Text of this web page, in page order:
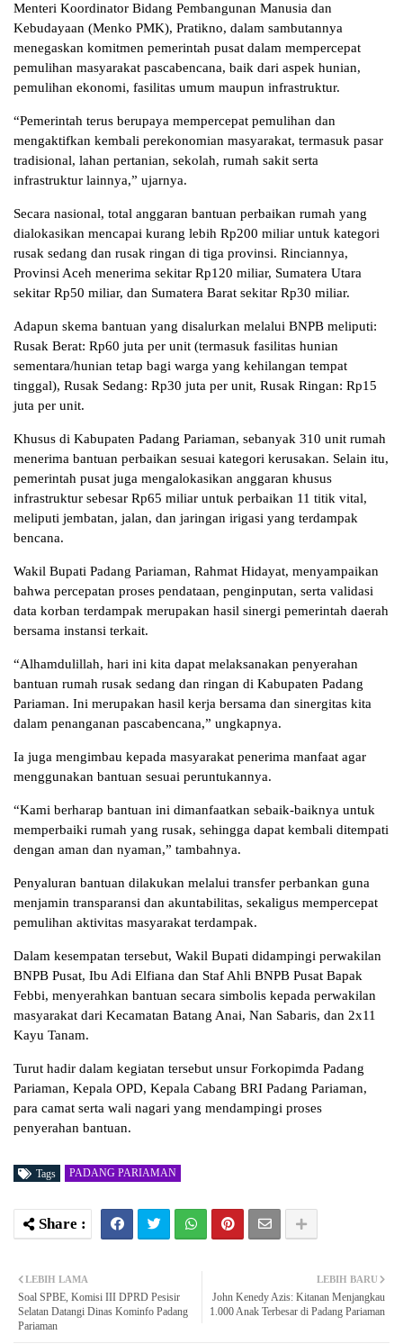
Menteri Koordinator Bidang Pembangunan Manusia dan
Kebudayaan (Menko PMK), Pratikno, dalam sambutannya
menegaskan komitmen pemerintah pusat dalam mempercepat
pemulihan masyarakat pascabencana, baik dari aspek hunian,
pemulihan ekonomi, fasilitas umum maupun infrastruktur.
“Pemerintah terus berupaya mempercepat pemulihan dan
mengaktifkan kembali perekonomian masyarakat, termasuk pasar
tradisional, lahan pertanian, sekolah, rumah sakit serta
infrastruktur lainnya,” ujarnya.
Secara nasional, total anggaran bantuan perbaikan rumah yang
dialokasikan mencapai kurang lebih Rp200 miliar untuk kategori
rusak sedang dan rusak ringan di tiga provinsi. Rinciannya,
Provinsi Aceh menerima sekitar Rp120 miliar, Sumatera Utara
sekitar Rp50 miliar, dan Sumatera Barat sekitar Rp30 miliar.
Adapun skema bantuan yang disalurkan melalui BNPB meliputi:
Rusak Berat: Rp60 juta per unit (termasuk fasilitas hunian
sementara/hunian tetap bagi warga yang kehilangan tempat
tinggal), Rusak Sedang: Rp30 juta per unit, Rusak Ringan: Rp15
juta per unit.
Khusus di Kabupaten Padang Pariaman, sebanyak 310 unit rumah
menerima bantuan perbaikan sesuai kategori kerusakan. Selain itu,
pemerintah pusat juga mengalokasikan anggaran khusus
infrastruktur sebesar Rp65 miliar untuk perbaikan 11 titik vital,
meliputi jembatan, jalan, dan jaringan irigasi yang terdampak
bencana.
Wakil Bupati Padang Pariaman, Rahmat Hidayat, menyampaikan
bahwa percepatan proses pendataan, penginputan, serta validasi
data korban terdampak merupakan hasil sinergi pemerintah daerah
bersama instansi terkait.
“Alhamdulillah, hari ini kita dapat melaksanakan penyerahan
bantuan rumah rusak sedang dan ringan di Kabupaten Padang
Pariaman. Ini merupakan hasil kerja bersama dan sinergitas kita
dalam penanganan pascabencana,” ungkapnya.
Ia juga mengimbau kepada masyarakat penerima manfaat agar
menggunakan bantuan sesuai peruntukannya.
“Kami berharap bantuan ini dimanfaatkan sebaik-baiknya untuk
memperbaiki rumah yang rusak, sehingga dapat kembali ditempati
dengan aman dan nyaman,” tambahnya.
Penyaluran bantuan dilakukan melalui transfer perbankan guna
menjamin transparansi dan akuntabilitas, sekaligus mempercepat
pemulihan aktivitas masyarakat terdampak.
Dalam kesempatan tersebut, Wakil Bupati didampingi perwakilan
BNPB Pusat, Ibu Adi Elfiana dan Staf Ahli BNPB Pusat Bapak
Febbi, menyerahkan bantuan secara simbolis kepada perwakilan
masyarakat dari Kecamatan Batang Anai, Nan Sabaris, dan 2x11
Kayu Tanam.
Turut hadir dalam kegiatan tersebut unsur Forkopimda Padang
Pariaman, Kepala OPD, Kepala Cabang BRI Padang Pariaman,
para camat serta wali nagari yang mendampingi proses
penyerahan bantuan.
Tags PADANG PARIAMAN
LEBIH BARU
John Kenedy Azis: Kitanan Menjangkau
1.000 Anak Terbesar di Padang Pariaman
LEBIH LAMA
Soal SPBE, Komisi III DPRD Pesisir
Selatan Datangi Dinas Kominfo Padang
Pariaman